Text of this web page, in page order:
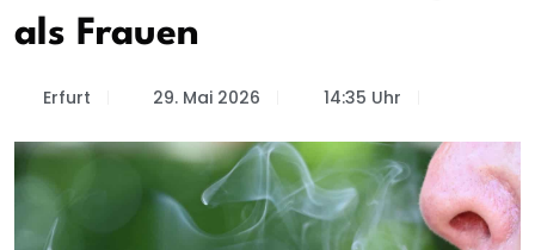
als Frauen
Erfurt 29. Mai 2026 14:35 Uhr